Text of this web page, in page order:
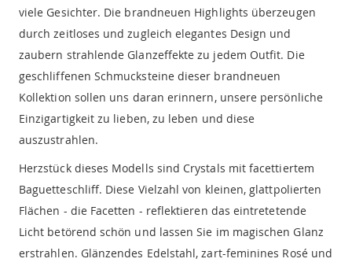
viele Gesichter. Die brandneuen Highlights überzeugen
durch zeitloses und zugleich elegantes Design und
zaubern strahlende Glanzeffekte zu jedem Outfit. Die
geschliffenen Schmucksteine dieser brandneuen
Kollektion sollen uns daran erinnern, unsere persönliche
Einzigartigkeit zu lieben, zu leben und diese
auszustrahlen.
Herzstück dieses Modells sind Crystals mit facettiertem
Baguetteschliff. Diese Vielzahl von kleinen, glattpolierten
Flächen - die Facetten - reflektieren das eintretetende
Licht betörend schön und lassen Sie im magischen Glanz
erstrahlen. Glänzendes Edelstahl, zart-feminines Rosé und